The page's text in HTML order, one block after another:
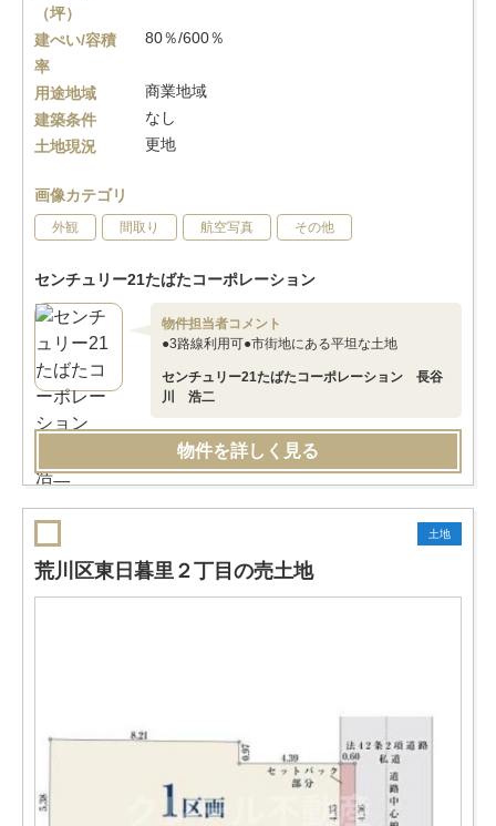
（坪）
建ぺい/容積
率
80％/600％
用途地域
商業地域
建築条件
なし
土地現況
更地
画像カテゴリ
外観 間取り 航空写真 その他
センチュリー21たばたコーポレーション
物件担当者コメント
●3路線利用可●市街地にある平坦な土地
センチュリー21たばたコーポレーション 長谷
川 浩二
物件を詳しく見る
土地
荒川区東日暮里２丁目の売土地